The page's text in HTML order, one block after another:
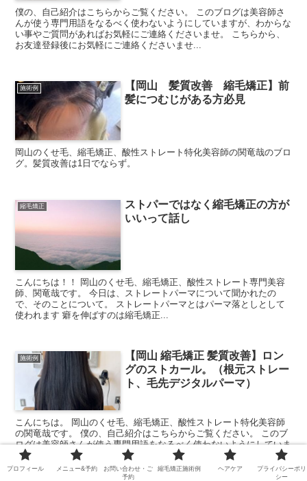
僕の、自己紹介はこちらからご覧ください。 このブログは美容師さ
んが使う専門用語をなるべく使わないようにしていますが、わからな
い事やご質問があればお気軽にご連絡くださいませ。 こちらから、
お友達登録後にお気軽にご連絡くださいませ...
施術例
【岡山 髪質改善 縮毛矯正】前
髪につむじがある方必見
岡山のくせ毛、縮毛矯正、酸性ストレート特化美容師の関竜哉のブロ
グ。髪質改善は1日でならず。
縮毛矯正
ストパーではなく縮毛矯正の方が
いいって話し
こんにちは！！ 岡山のくせ毛、縮毛矯正、酸性ストレート専門美容
師、関竜哉です。 今日は、ストレートパーマについて聞かれたの
で、そのことについて。 ストレートパーマとはパーマ落としとして
使われます 癖を伸ばすのは縮毛矯正...
施術例
【岡山 縮毛矯正 髪質改善】ロン
グのストカール。（根元ストレー
ト、毛先デジタルパーマ）
こんにちは。 岡山のくせ毛、縮毛矯正、酸性ストレート特化美容師
の関竜哉です。 僕の、自己紹介はこちらからご覧ください。 このブ
ログは美容師さんが使う専門用語をなるべく使わないようにしていま
すが、わからない事やご質問があれ...
プロフィール メニュー&予約
お問い合わせ・ご
予約
縮毛矯正施術例 ヘアケア
プライバシーポリ
シー